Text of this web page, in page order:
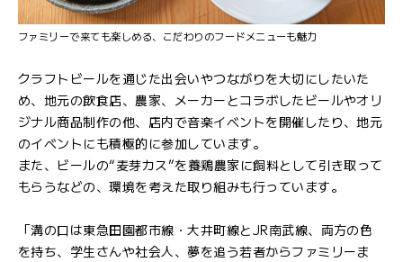
ファミリーで来ても楽しめる、こだわりのフードメニューも魅力
クラフトビールを通じた出会いやつながりを大切にしたいた
め、地元の飲食店、農家、メーカーとコラボしたビールやオリ
ジナル商品制作の他、店内で音楽イベントを開催したり、地元
のイベントにも積極的に参加しています。
また、ビールの“麦芽カス”を養鶏農家に飼料として引き取って
もらうなどの、環境を考えた取り組みも行っています。
「溝の口は東急田園都市線・大井町線とJR南武線、両方の色
を持ち、学生さんや社会人、夢を追う若者からファミリーま